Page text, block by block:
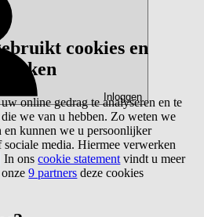
Inloggen
cookies en
online gedrag te analyseren en te
we van u hebben. Zo weten we
en kunnen we u persoonlijker
media. Hiermee verwerken
. In onscookie statement vindt u meer
onze9 partners deze cookies